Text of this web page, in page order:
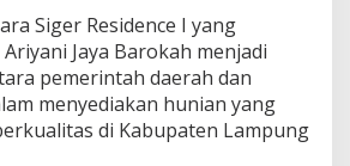
r
R
e
s
i
d
Siger Residence I yang
Jaya Barokah menjadi
pemerintah daerah dan
menyediakan hunian yang
di Kabupaten Lampung